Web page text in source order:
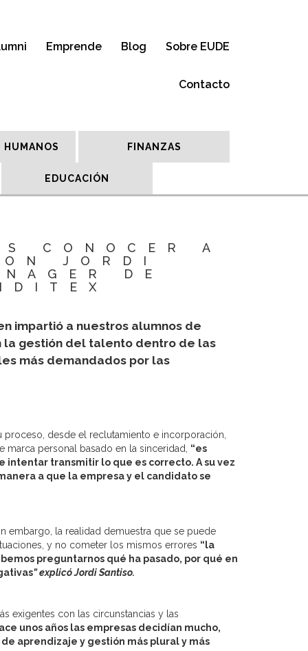
Emprende Blog Sobre EUDE
Contacto
HUMANOS FINANZAS
EDUCACIÓN
CONOCER A
JORDI
DE
impartió a nuestros alumnos de
la gestión del talento dentro de las
más demandados por las
desde el reclutamiento e incorporación,
personal basado en la sinceridad, “es
transmitir lo que es correcto. A su vez
a que la empresa y el candidato se
embargo, la realidad demuestra que se puede
y no cometer los mismos errores “la
preguntarnos qué ha pasado, por qué en
” explicó Jordi Santiso.
exigentes con las circunstancias y las
unos años las empresas decidían mucho,
aprendizaje y gestión más plural y más